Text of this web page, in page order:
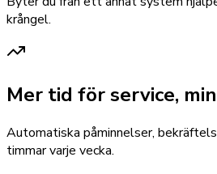
krångel.
Mer tid för service,
Automatiska påminnelser,
timmar varje vecka.